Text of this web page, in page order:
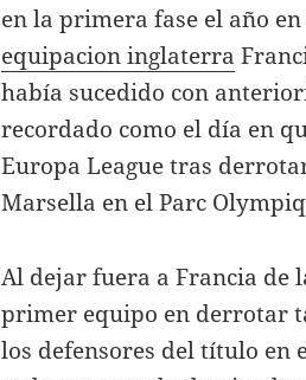
en la primera fase el año
equipacion inglaterra
había sucedido con
recordado como el día en
Europa League tras
Marsella en el Parc
Al dejar fuera a Francia de
primer equipo en derrotar
los defensores del título